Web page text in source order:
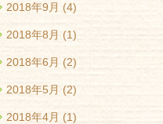
2018年9月 (4)
2018年8月 (1)
2018年6月 (2)
2018年5月 (2)
2018年4月 (1)